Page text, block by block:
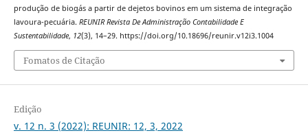
produção de biogás a partir de dejetos bovinos em um sistema de integração
lavoura-pecuária. REUNIR Revista De Administração Contabilidade E
Sustentabilidade, 12(3), 14–29. https://doi.org/10.18696/reunir.v12i3.1004
Fomatos de Citação
Edição
v. 12 n. 3 (2022): REUNIR: 12, 3, 2022